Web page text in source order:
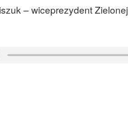
– wiceprezydent